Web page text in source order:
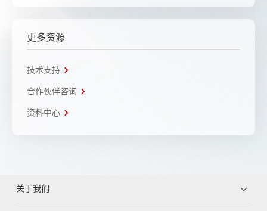
更多资源
技术支持
合作伙伴咨询
资料中心
关于我们